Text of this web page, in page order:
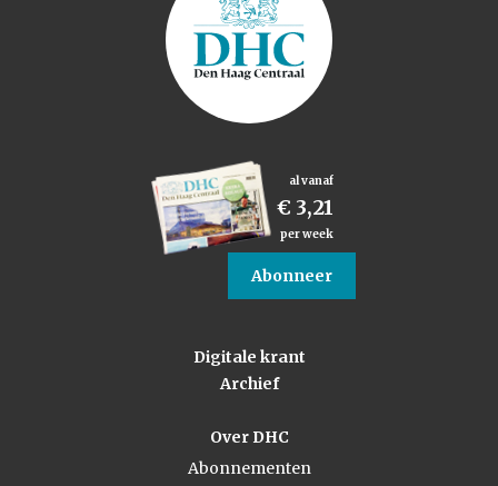
al vanaf
€ 3,21
per week
Abonneer
Digitale krant
Archief
Over DHC
Abonnementen